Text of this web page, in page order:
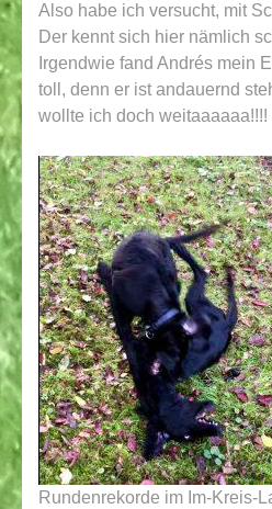
Also habe ich versucht, mit
Der kennt sich hier nämlich
Irgendwie fand Andrés mein
toll, denn er ist andauernd
wollte ich doch weitaaaaaa!!!!
Rundenrekorde im Im-Kreis-